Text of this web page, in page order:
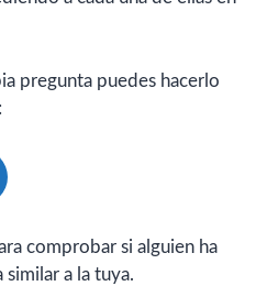
pregunta puedes hacerlo
comprobar si alguien ha
similar a la tuya.